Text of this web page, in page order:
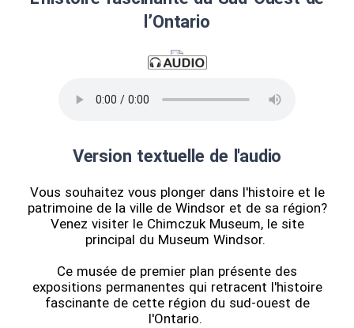
l’Ontario
Version textuelle de l'audio
Vous souhaitez vous plonger dans l'histoire et le
patrimoine de la ville de Windsor et de sa région?
Venez visiter le Chimczuk Museum, le site
principal du Museum Windsor.
Ce musée de premier plan présente des
expositions permanentes qui retracent l'histoire
fascinante de cette région du sud-ouest de
l'Ontario.